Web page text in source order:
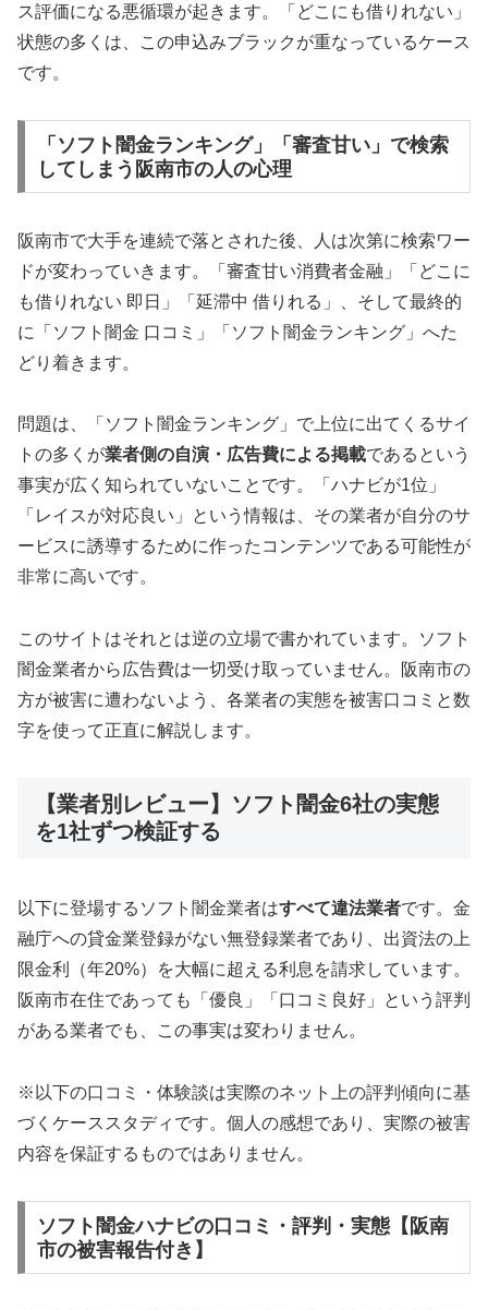
ス評価になる悪循環が起きます。「どこにも借りれない」
状態の多くは、この申込みブラックが重なっているケース
です。
「ソフト闇金ランキング」「審査甘い」で検索
してしまう阪南市の人の心理
阪南市で大手を連続で落とされた後、人は次第に検索ワー
ドが変わっていきます。「審査甘い消費者金融」「どこに
も借りれない 即日」「延滞中 借りれる」、そして最終的
に「ソフト闇金 口コミ」「ソフト闇金ランキング」へた
どり着きます。
問題は、「ソフト闇金ランキング」で上位に出てくるサイ
トの多くが業者側の自演・広告費による掲載であるという
事実が広く知られていないことです。「ハナビが1位」
「レイスが対応良い」という情報は、その業者が自分のサ
ービスに誘導するために作ったコンテンツである可能性が
非常に高いです。
このサイトはそれとは逆の立場で書かれています。ソフト
闇金業者から広告費は一切受け取っていません。阪南市の
方が被害に遭わないよう、各業者の実態を被害口コミと数
字を使って正直に解説します。
【業者別レビュー】ソフト闇金6社の実態
を1社ずつ検証する
以下に登場するソフト闇金業者はすべて違法業者です。金
融庁への貸金業登録がない無登録業者であり、出資法の上
限金利（年20%）を大幅に超える利息を請求しています。
阪南市在住であっても「優良」「口コミ良好」という評判
がある業者でも、この事実は変わりません。
※以下の口コミ・体験談は実際のネット上の評判傾向に基
づくケーススタディです。個人の感想であり、実際の被害
内容を保証するものではありません。
ソフト闇金ハナビの口コミ・評判・実態【阪南
市の被害報告付き】